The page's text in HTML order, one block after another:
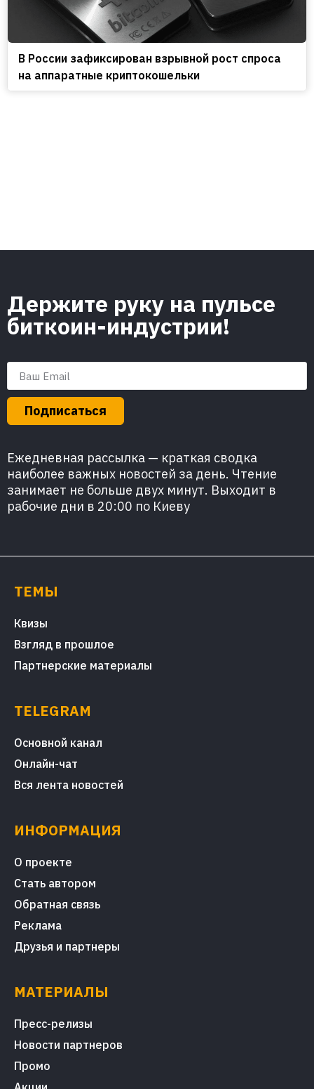
В России зафиксирован взрывной рост спроса
на аппаратные криптокошельки
Держите руку на пульсе
биткоин-индустрии!
Подписаться
Ежедневная рассылка — краткая сводка
наиболее важных новостей за день. Чтение
занимает не больше двух минут. Выходит в
рабочие дни в 20:00 по Киеву
ТЕМЫ
Квизы
Взгляд в прошлое
Партнерские материалы
TELEGRAM
Основной канал
Онлайн-чат
Вся лента новостей
ИНФОРМАЦИЯ
О проекте
Стать автором
Обратная связь
Реклама
Друзья и партнеры
МАТЕРИАЛЫ
Пресс-релизы
Новости партнеров
Промо